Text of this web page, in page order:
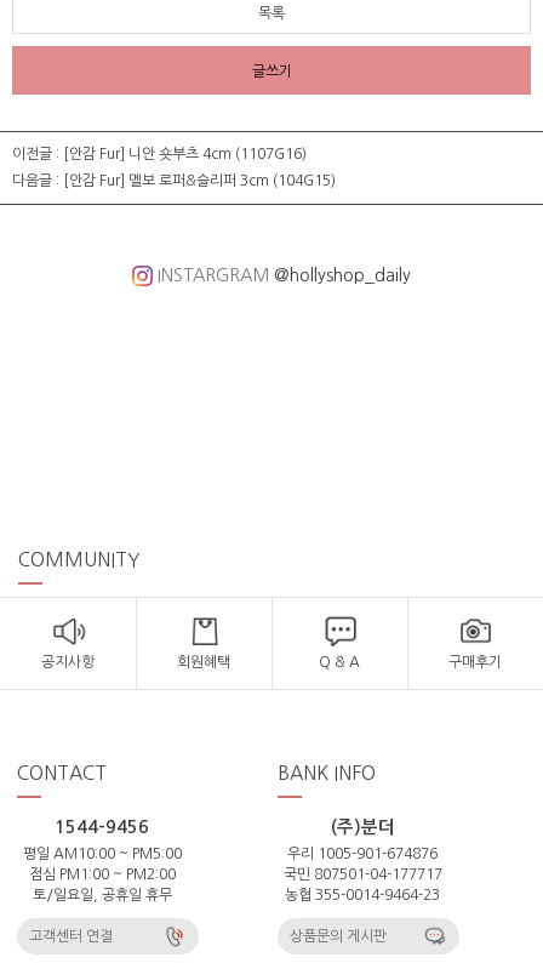
목록
글쓰기
이전글 :
[안감 Fur] 니안 숏부츠 4cm (1107G16)
다음글 :
[안감 Fur] 멜보 로퍼&슬리퍼 3cm (104G15)
INSTARGRAM @hollyshop_daily
COMMUNITY
공지사항 회원혜택 Q & A 구매후기
CONTACT
1544-9456
평일 AM10:00 ~ PM5:00
점심 PM1:00 ~ PM2:00
토/일요일, 공휴일 휴무
고객센터 연결
BANK INFO
(주)분더
우리 1005-901-674876
국민 807501-04-177717
농협 355-0014-9464-23
상품문의 게시판